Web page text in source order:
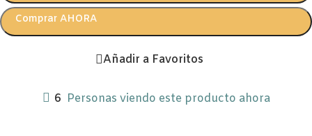
Comprar AHORA
Añadir a Favoritos
6 Personas viendo este producto ahora